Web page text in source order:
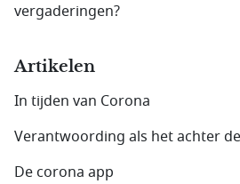
vergaderingen?
Artikelen
In tijden van Corona
Verantwoording als het achter
De corona app